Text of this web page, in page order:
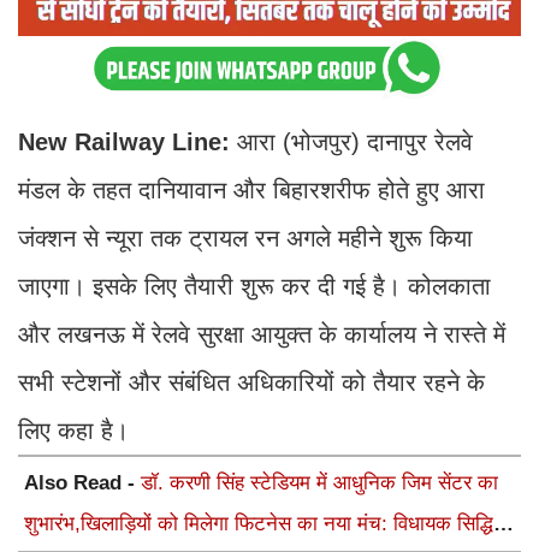
New Railway Line: आरा (भोजपुर) दानापुर रेलवे
मंडल के तहत दानियावान और बिहारशरीफ होते हुए आरा
जंक्शन से न्यूरा तक ट्रायल रन अगले महीने शुरू किया
जाएगा। इसके लिए तैयारी शुरू कर दी गई है। कोलकाता
और लखनऊ में रेलवे सुरक्षा आयुक्त के कार्यालय ने रास्ते में
सभी स्टेशनों और संबंधित अधिकारियों को तैयार रहने के
लिए कहा है।
Also Read -डॉ. करणी सिंह स्टेडियम में आधुनिक जिम सेंटर का
शुभारंभ,खिलाड़ियों को मिलेगा फिटनेस का नया मंच: विधायक सिद्धि